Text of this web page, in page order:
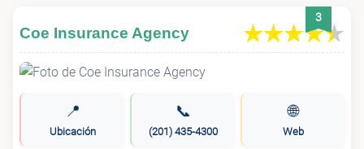
3
Coe Insurance Agency
📍
Ubicación
📞
(201) 435-4300
🌐
Web